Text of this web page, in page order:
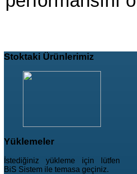
Stoktaki Ürünlerimiz
Yüklemeler
İstediğiniz yükleme için lütfen
BiS Sistem ile temasa geçiniz.